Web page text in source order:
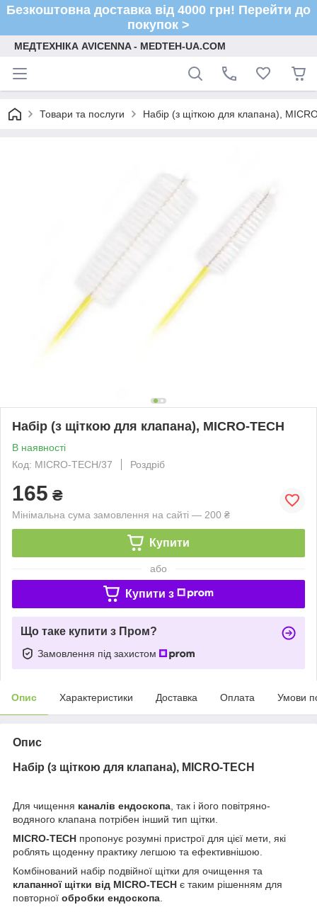
Безкоштовна доставка від 4000 грн! Перейти до
покупок >
МЕДТЕХНІКА AVICENNA - MEDTEH-UA.COM
Товари та послуги Набір (з щіткою для клапана),
Набір (з щіткою для клапана), MICRO-TECH
В наявності
Код: MICRO-TECH/37
Роздріб
165 ₴
Мінімальна сума замовлення на сайті — 200 ₴
Купити
або
Купити з
Що таке купити з Пром?
Замовлення під захистом
Опис Характеристики Доставка Оплата Умови
Опис
Набір (з щіткою для клапана), MICRO-TECH
Для чищення каналів ендоскопа , так і його повітряно-
водяного клапана потрібен інший тип щітки.
MICRO-TECH пропонує розумні пристрої для цієї мети, які
роблять щоденну практику легшою та ефективнішою.
Комбінований набір подвійної щітки для очищення та
клапанної щітки від MICRO-TECH є таким рішенням для
повторної обробки ендоскопа